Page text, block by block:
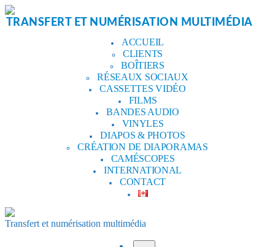
Aller
auTRANSFERT ET NUMÉRISATION MULTIMÉDIA
ACCUEIL
CLIENTS
BOÎTIERS
RÉSEAUX SOCIAUX
CASSETTES VIDÉO
FILMS
BANDES AUDIO
VINYLES
DIAPOS & PHOTOS
CRÉATION DE DIAPORAMAS
CAMÉSCOPES
INTERNATIONAL
CONTACT
Transfert et numérisation multimédia